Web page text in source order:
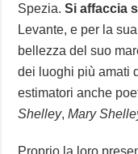
Spezia.Si affaccia
Levante, e per la
bellezza del suo
dei luoghi più amati
estimatori anche
Shelley,Mary
Proprio la loro